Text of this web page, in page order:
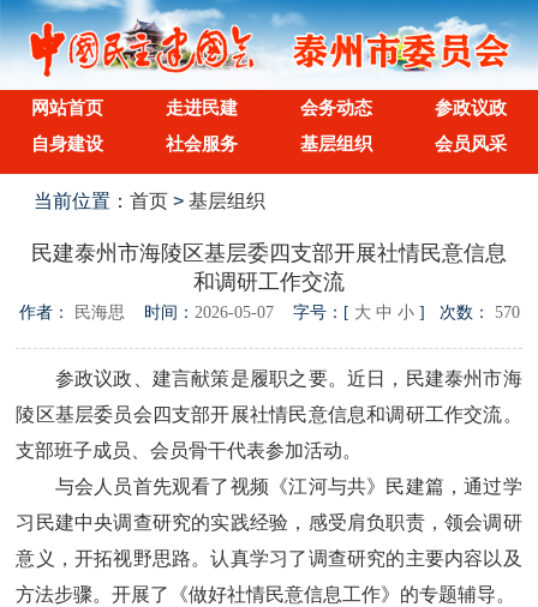
网站首页 走进民建 会务动态
参政议政
自身建设
社会服务 基层组织 会员风采
当前位置：首页 >基层组织
民建泰州市海陵区基层委四支部开展社情民意信息
和调研工作交流
作者： 民海思 时间： 2026-05-07字号：[ 大 中 小] 次数： 570
参政议政、建言献策是履职之要。近日，民建泰州市海
陵区基层委员会四支部开展社情民意信息和调研工作交流。
支部班子成员、会员骨干代表参加活动。
与会人员首先观看了视频《江河与共》民建篇，通过学
习民建中央调查研究的实践经验，感受肩负职责，领会调研
意义，开拓视野思路。认真学习了调查研究的主要内容以及
方法步骤。开展了《做好社情民意信息工作》的专题辅导。